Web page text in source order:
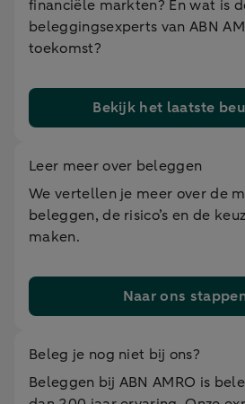
financiële markten? En wat is
beleggingsexperts van ABN
toekomst?
Bekijk het laatste
Leer meer over beleggen
We vertellen je meer over de
beleggen, de risico’s en de
maken.
Naar ons
Beleg je nog niet bij ons?
Beleggen bij ABN AMRO is